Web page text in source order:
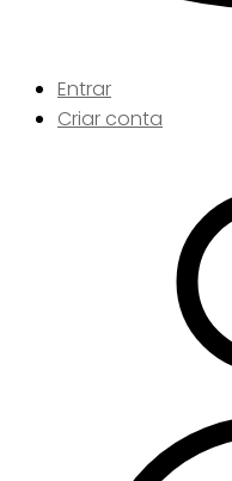
Entrar
Criar conta